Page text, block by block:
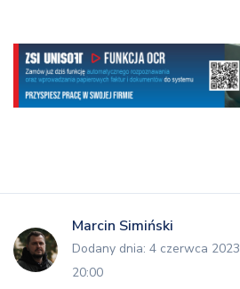
Marcin Simiński
Dodany dnia: 4 czerwca 2023
20:00